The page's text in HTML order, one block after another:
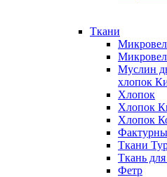
Ткани
Муслин
хлопок
Хлопок
Хлопок
Хлопок
Ткани
Ткань
Фетр